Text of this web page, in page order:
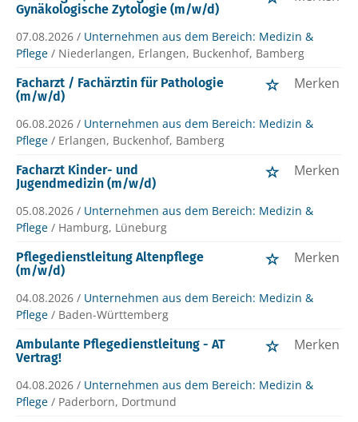
Gynäkologische Zytologie (m/w/d)
07.08.2026 / Unternehmen aus dem Bereich: Medizin &
Pflege / Niederlangen, Erlangen, Buckenhof, Bamberg
Facharzt / Fachärztin für Pathologie
(m/w/d)
Merken
06.08.2026 / Unternehmen aus dem Bereich: Medizin &
Pflege / Erlangen, Buckenhof, Bamberg
Facharzt Kinder- und
Jugendmedizin (m/w/d)
Merken
05.08.2026 / Unternehmen aus dem Bereich: Medizin &
Pflege / Hamburg, Lüneburg
Pflegedienstleitung Altenpflege
(m/w/d)
Merken
04.08.2026 / Unternehmen aus dem Bereich: Medizin &
Pflege / Baden-Württemberg
Ambulante Pflegedienstleitung - AT
Vertrag!
Merken
04.08.2026 / Unternehmen aus dem Bereich: Medizin &
Pflege / Paderborn, Dortmund